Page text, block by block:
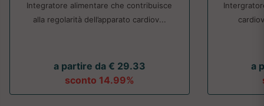
Integratore alimentare che contribuisce
alla regolarità dell’apparato cardiov...
a partire da € 29.33
sconto 14.99%
a